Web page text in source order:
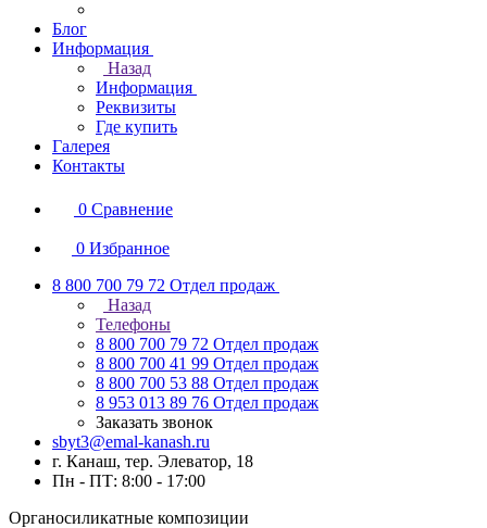
Блог
Информация
Назад
Информация
Реквизиты
Где купить
Галерея
Контакты
0 Сравнение
0 Избранное
8 800 700 79 72 Отдел продаж
Назад
Телефоны
8 800 700 79 72 Отдел продаж
8 800 700 41 99 Отдел продаж
8 800 700 53 88 Отдел продаж
8 953 013 89 76 Отдел продаж
Заказать звонок
sbyt3@emal-kanash.ru
г. Канаш, тер. Элеватор, 18
Пн - ПТ: 8:00 - 17:00
Органосиликатные композиции